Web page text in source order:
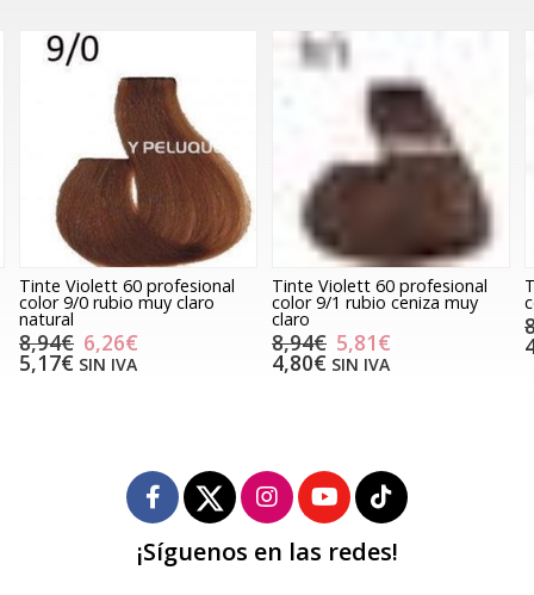
Tinte Violett 60 profesional
color 9/0 rubio muy claro
natural
8,94€ 6,26€
5,17€ SIN IVA
Tinte Violett 60 profesional
color 9/1 rubio ceniza muy
claro
8,94€ 5,81€
4,80€ SIN IVA
¡Síguenos en las redes!